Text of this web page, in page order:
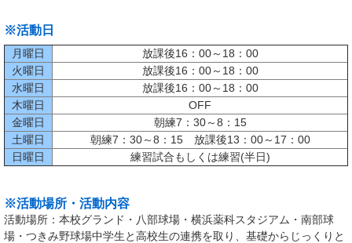
※活動日
月曜日
放課後16：00～18：00
火曜日
放課後16：00～18：00
水曜日
放課後16：00～18：00
木曜日
OFF
金曜日
朝練7：30～8：15
土曜日
朝練7：30～8：15 放課後13：00～17：00
日曜日
練習試合もしくは練習(半日)
※活動場所・活動内容
活動場所：本校グランド・八部球場・横浜薬科スタジアム・南部球
場・つきみ野球場中学生と高校生の連携を取り、基礎からじっくりと